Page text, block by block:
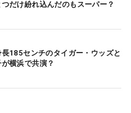
だけ紛れ込んだのもスーパー？
長185センチのタイガー・ウッズと
横浜で共演？